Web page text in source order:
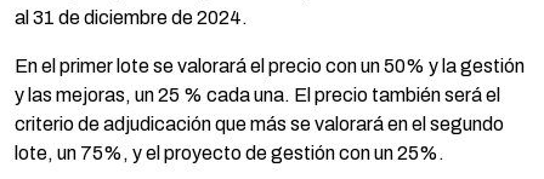
al 31 de diciembre de 2024.
En el primer lote se valorará el precio con un 50% y la gestión
y las mejoras, un 25 % cada una. El precio también será el
criterio de adjudicación que más se valorará en el segundo
lote, un 75%, y el proyecto de gestión con un 25%.